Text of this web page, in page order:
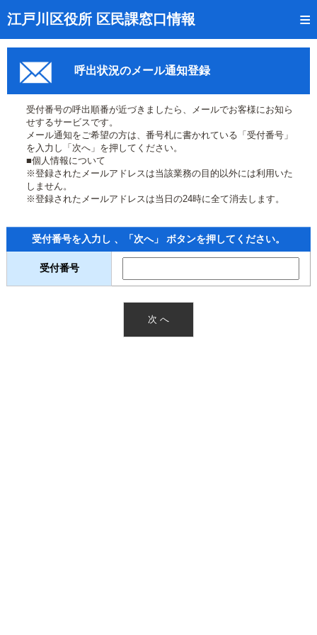
江戸川区役所 区民課窓口情報
トップページ
受付番号の呼出状況確認
証明書の交付状況確認
呼出状況のメール通知登録
来庁日時の事前予約
事前予約の確認・取消
本サイトのご利用案内
呼出状況のメール通知登録
受付番号の呼出順番が近づきましたら、メールでお客様にお知ら
せするサービスです。
メール通知をご希望の方は、番号札に書かれている「受付番号」
を入力し「次へ」を押してください。
■個人情報について
※登録されたメールアドレスは当該業務の目的以外には利用いた
しません。
※登録されたメールアドレスは当日の24時に全て消去します。
受付番号を入力し 、「次へ」 ボタンを押してください。
受付番号